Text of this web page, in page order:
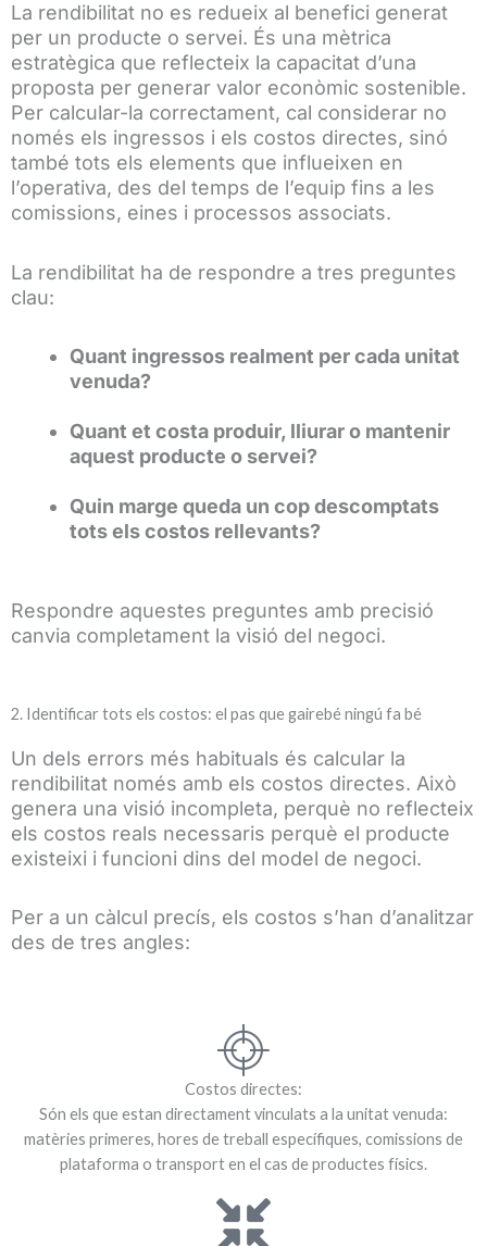
La rendibilitat no es redueix al benefici generat
per un producte o servei. És una mètrica
estratègica que reflecteix la capacitat d’una
proposta per generar valor econòmic sostenible.
Per calcular-la correctament, cal considerar no
només els ingressos i els costos directes, sinó
també tots els elements que influeixen en
l’operativa, des del temps de l’equip fins a les
comissions, eines i processos associats.
La rendibilitat ha de respondre a tres preguntes
clau:
Quant ingressos realment per cada unitat
venuda?
Quant et costa produir, lliurar o mantenir
aquest producte o servei?
Quin marge queda un cop descomptats
tots els costos rellevants?
Respondre aquestes preguntes amb precisió
canvia completament la visió del negoci.
2. Identificar tots els costos: el pas que gairebé ningú fa bé
Un dels errors més habituals és calcular la
rendibilitat només amb els costos directes. Això
genera una visió incompleta, perquè no reflecteix
els costos reals necessaris perquè el producte
existeixi i funcioni dins del model de negoci.
Per a un càlcul precís, els costos s’han d’analitzar
des de tres angles:
Costos directes:
Són els que estan directament vinculats a la unitat venuda:
matèries primeres, hores de treball específiques, comissions de
plataforma o transport en el cas de productes físics.